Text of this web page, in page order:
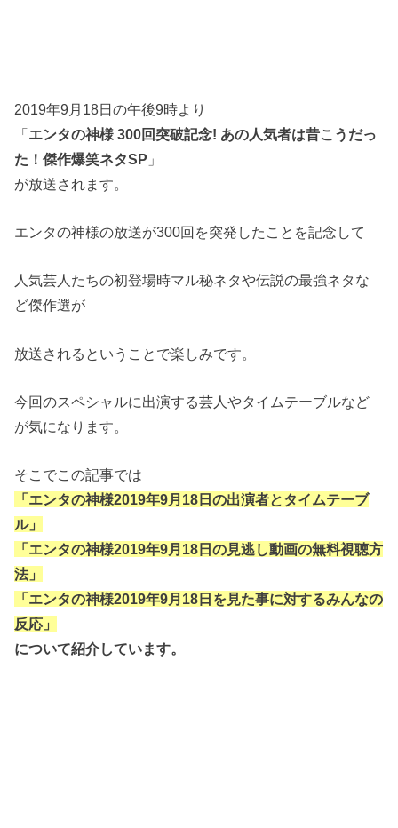
2019年9月18日の午後9時より
「エンタの神様 300回突破記念! あの人気者は昔こうだっ
た！傑作爆笑ネタSP 」
が放送されます。
エンタの神様の放送が300回を突発したことを記念して
人気芸人たちの初登場時マル秘ネタや伝説の最強ネタな
ど傑作選が
放送されるということで楽しみです。
今回のスペシャルに出演する芸人やタイムテーブルなど
が気になります。
そこでこの記事では
「エンタの神様2019年9月18日の出演者とタイムテーブ
ル」
「エンタの神様2019年9月18日の見逃し動画の無料視聴方
法」
「エンタの神様2019年9月18日を見た事に対するみんなの
反応」
について紹介しています。